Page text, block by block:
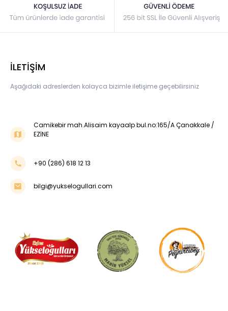
İLETİŞİM
Aşağıdaki adreslerden kolayca bizimle iletişime geçebilirsiniz
Camikebir mah.Alisaim kayaalp bul.no:165/A Çanakkale /
EZİNE
+90 (286) 618 12 13
bilgi@yukselogullari.com